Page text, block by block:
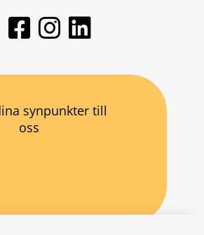
synpunkter till
oss